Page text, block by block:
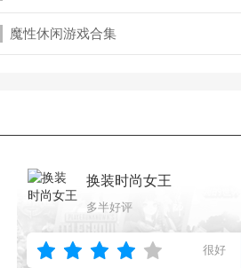
魔性休闲游戏合集
换装时尚女王
多半好评
很好